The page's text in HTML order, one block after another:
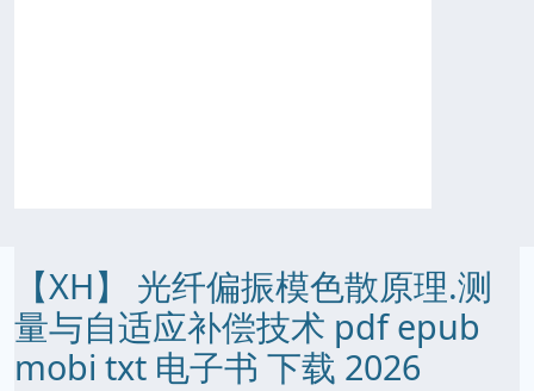
【XH】 光纤偏振模色散原理.测
量与自适应补偿技术 pdf epub
mobi txt 电子书 下载 2026